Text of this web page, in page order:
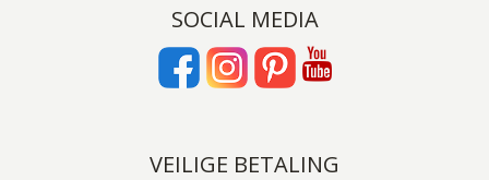
SOCIAL MEDIA
VEILIGE BETALING